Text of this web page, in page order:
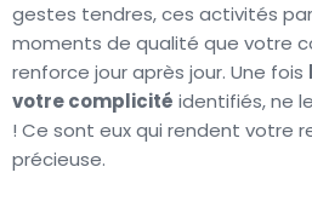
gestes tendres, ces activités
moments de qualité que votre
renforce jour après jour. Une fois
votre complicité identifiés, ne
! Ce sont eux qui rendent votre
précieuse.